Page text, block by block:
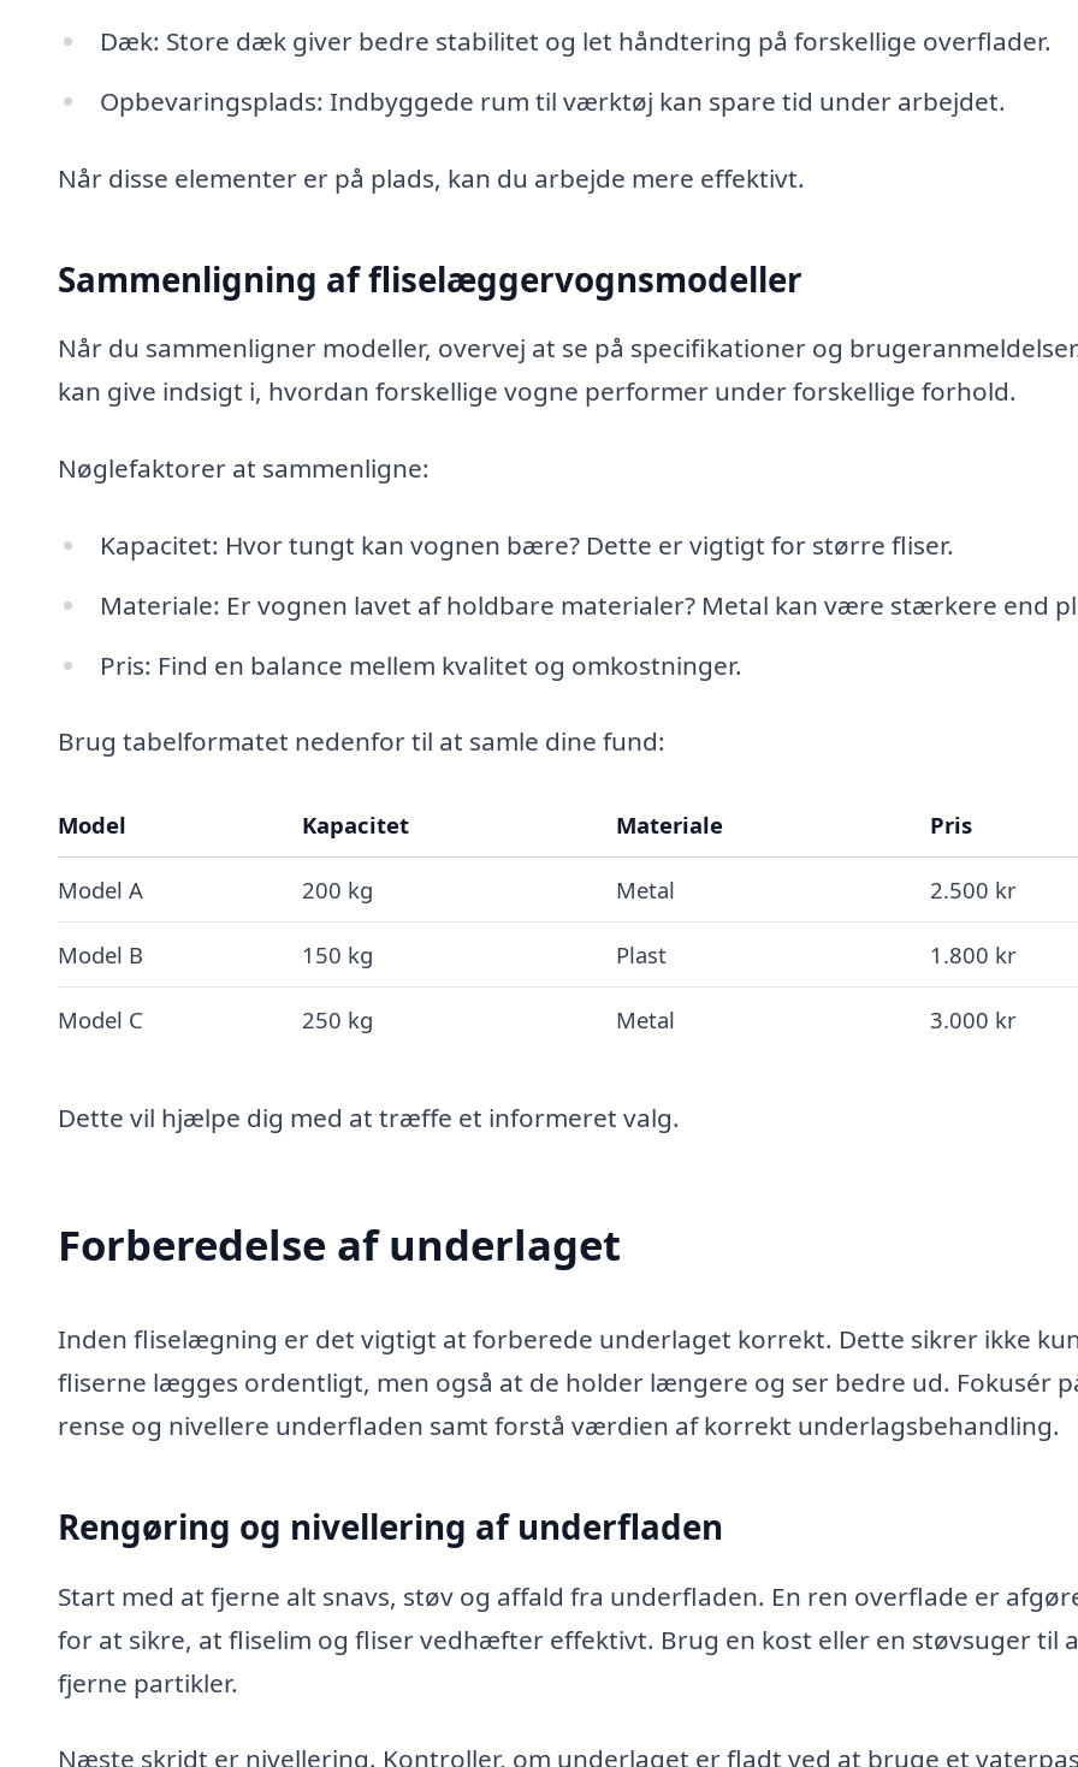
Dæk: Store dæk giver bedre stabilitet og let håndtering på forskellige overflader.
Opbevaringsplads: Indbyggede rum til værktøj kan spare tid under arbejdet.
Når disse elementer er på plads, kan du arbejde mere effektivt.
Sammenligning af fliselæggervognsmodeller
Når du sammenligner modeller, overvej at se på specifikationer og
kan give indsigt i, hvordan forskellige vogne performer under forskellige forhold.
Nøglefaktorer at sammenligne:
Kapacitet: Hvor tungt kan vognen bære? Dette er vigtigt for større fliser.
Materiale: Er vognen lavet af holdbare materialer? Metal kan være stærkere end
Pris: Find en balance mellem kvalitet og omkostninger.
Brug tabelformatet nedenfor til at samle dine fund:
Model Kapacitet Materiale Pris
Model A 200 kg Metal 2.500 kr
Model B 150 kg Plast 1.800 kr
Model C 250 kg Metal 3.000 kr
Dette vil hjælpe dig med at træffe et informeret valg.
Forberedelse af underlaget
Inden fliselægning er det vigtigt at forberede underlaget korrekt. Dette sikrer ikke
fliserne lægges ordentligt, men også at de holder længere og ser bedre ud. Fokusér
rense og nivellere underfladen samt forstå værdien af korrekt underlagsbehandling.
Rengøring og nivellering af underfladen
Start med at fjerne alt snavs, støv og affald fra underfladen. En ren overflade er
for at sikre, at fliselim og fliser vedhæfter effektivt. Brug en kost eller en støvsuger til
fjerne partikler.
Næste skridt er nivellering. Kontroller, om underlaget er fladt ved at bruge et